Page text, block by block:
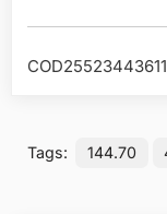
Tags: 144.70